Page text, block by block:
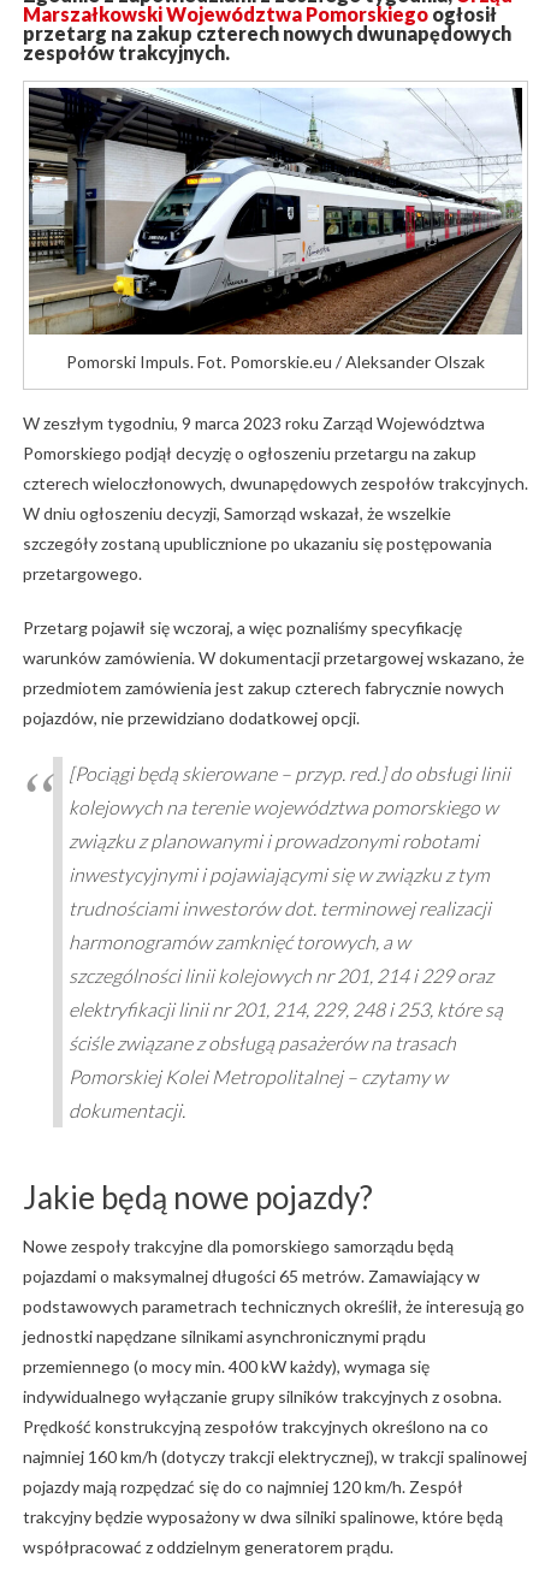
Marszałkowski Województwa Pomorskiegoogłosił
przetarg na zakup czterech nowych dwunapędowych
zespołów trakcyjnych.
Pomorski Impuls. Fot. Pomorskie.eu / Aleksander Olszak
W zeszłym tygodniu, 9 marca 2023 roku Zarząd Województwa
Pomorskiego podjął decyzję o ogłoszeniu przetargu na zakup
czterech wieloczłonowych, dwunapędowych zespołów trakcyjnych.
W dniu ogłoszeniu decyzji, Samorząd wskazał, że wszelkie
szczegóły zostaną upublicznione po ukazaniu się postępowania
przetargowego.
Przetarg pojawił się wczoraj, a więc poznaliśmy specyfikację
warunków zamówienia. W dokumentacji przetargowej wskazano, że
przedmiotem zamówienia jest zakup czterech fabrycznie nowych
pojazdów, nie przewidziano dodatkowej opcji.
[Pociągi będą skierowane – przyp. red.] do obsługi linii
kolejowych na terenie województwa pomorskiego w
związku z planowanymi i prowadzonymi robotami
inwestycyjnymi i pojawiającymi się w związku z tym
trudnościami inwestorów dot. terminowej realizacji
harmonogramów zamknięć torowych, a w
szczególności linii kolejowych nr 201, 214 i 229 oraz
elektryfikacji linii nr 201, 214, 229, 248 i 253, które są
ściśle związane z obsługą pasażerów na trasach
Pomorskiej Kolei Metropolitalnej – czytamy w
dokumentacji.
Jakie będą nowe pojazdy?
Nowe zespoły trakcyjne dla pomorskiego samorządu będą
pojazdami o maksymalnej długości 65 metrów. Zamawiający w
podstawowych parametrach technicznych określił, że interesują go
jednostki napędzane silnikami asynchronicznymi prądu
przemiennego (o mocy min. 400 kW każdy), wymaga się
indywidualnego wyłączanie grupy silników trakcyjnych z osobna.
Prędkość konstrukcyjną zespołów trakcyjnych określono na co
najmniej 160 km/h (dotyczy trakcji elektrycznej), w trakcji spalinowej
pojazdy mają rozpędzać się do co najmniej 120 km/h. Zespół
trakcyjny będzie wyposażony w dwa silniki spalinowe, które będą
współpracować z oddzielnym generatorem prądu.